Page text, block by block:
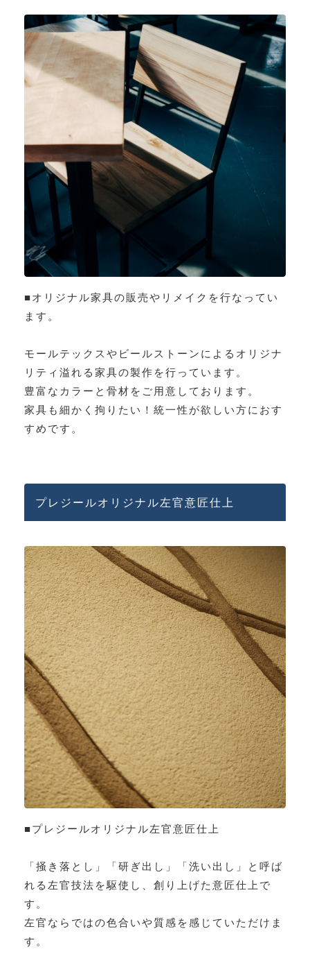
■オリジナル家具の販売やリメイクを行なってい
ます。
モールテックスやビールストーンによるオリジナ
リティ溢れる家具の製作を行っています。
豊富なカラーと骨材をご用意しております。
家具も細かく拘りたい！統一性が欲しい方におす
すめです。
プレジールオリジナル左官意匠仕上
■プレジールオリジナル左官意匠仕上
「掻き落とし」「研ぎ出し」「洗い出し」と呼ば
れる左官技法を駆使し、創り上げた意匠仕上で
す。
左官ならではの色合いや質感を感じていただけま
す。